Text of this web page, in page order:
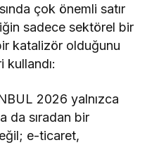
çok önemli satır
sadece sektörel bir
katalizör olduğunu
2026 yalnızca
da sıradan bir
e-ticaret,